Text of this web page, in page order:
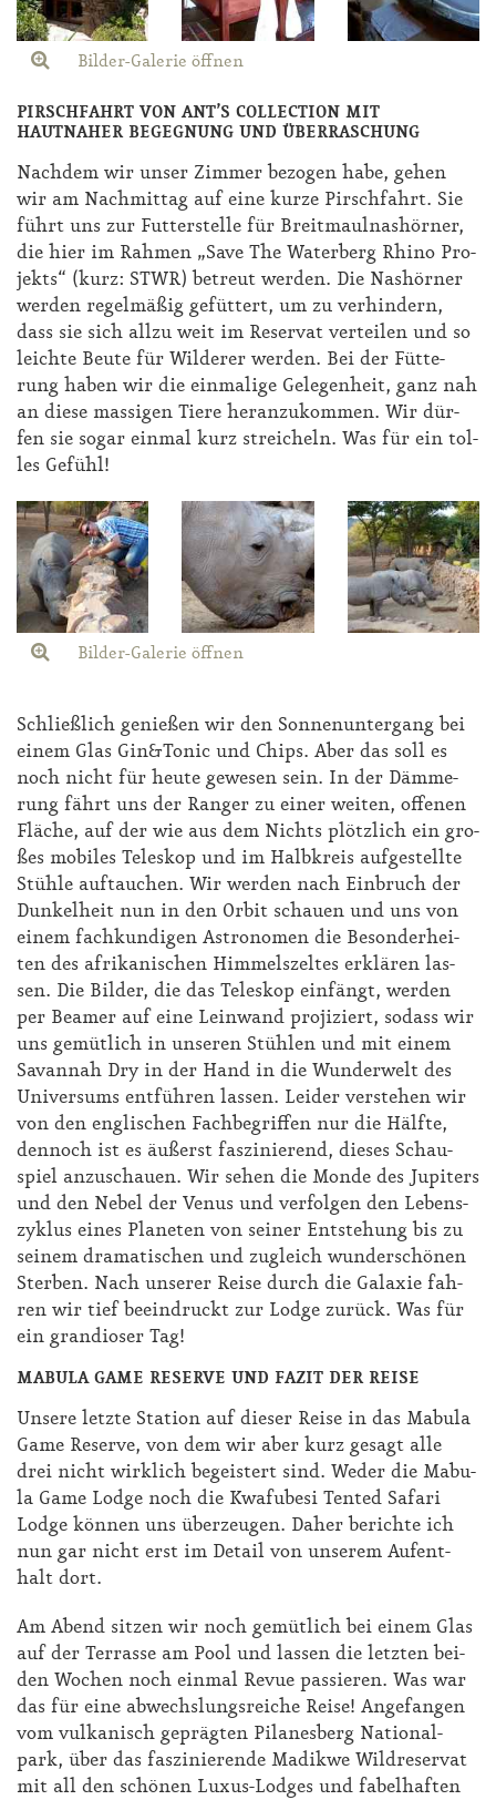
Bilder-Galerie öffnen
PIRSCHFAHRT VON ANT’S COLLECTION MIT
HAUTNAHER BEGEGNUNG UND ÜBERRASCHUNG
Nach­dem wir un­ser Zim­mer be­zo­gen ha­be, ge­hen
wir am Nach­mit­tag auf ei­ne kur­ze Pirsch­fahrt. Sie
führt uns zur Fut­ter­stel­le für Breit­maul­nas­hör­ner,
die hier im Rah­men „Save The Wa­ter­berg Rhi­no Pro­
jekts“ (kurz: STWR) be­treut wer­den. Die Nas­hör­ner
wer­den re­gel­mä­ßig ge­füt­tert, um zu ver­hin­dern,
dass sie sich all­zu weit im Re­ser­vat ver­tei­len und so
leich­te Beu­te für Wil­de­rer wer­den. Bei der Füt­te­
rung ha­ben wir die ein­ma­li­ge Ge­le­gen­heit, ganz nah
an die­se mas­si­gen Tie­re her­an­zu­kom­men. Wir dür­
fen sie so­gar ein­mal kurz strei­cheln. Was für ein tol­
les Ge­fühl!
Bilder-Galerie öffnen
Schlie­ß­lich ge­nie­ßen wir den Son­nen­un­ter­gang bei
ei­nem Glas Gin&To­nic und Chips. Aber das soll es
noch nicht für heu­te ge­we­sen sein. In der Däm­me­
rung fährt uns der Ran­ger zu ei­ner wei­ten, of­fe­nen
Flä­che, auf der wie aus dem Nichts plötz­lich ein gro­
ßes mo­bi­les Te­le­skop und im Halb­kreis auf­ge­stell­te
Stüh­le auf­tau­chen. Wir wer­den nach Ein­bruch der
Dun­kel­heit nun in den Or­bit schau­en und uns von
ei­nem fach­kun­di­gen As­tro­no­men die Be­son­der­hei­
ten des afri­ka­ni­schen Him­mels­zel­tes er­klä­ren las­
sen. Die Bil­der, die das Te­le­skop ein­fängt, wer­den
per Bea­mer auf ei­ne Lein­wand pro­ji­ziert, so­dass wir
uns ge­müt­lich in un­se­ren Stüh­len und mit ei­nem
Sa­v­an­nah Dry in der Hand in die Wun­der­welt des
Uni­ver­sums ent­füh­ren las­sen. Lei­der ver­ste­hen wir
von den eng­li­schen Fach­be­grif­fen nur die Hälf­te,
den­noch ist es äu­ßerst fas­zi­nie­rend, die­ses Schau­
spiel an­zu­schau­en. Wir se­hen die Mon­de des Ju­pi­ters
und den Ne­bel der Ve­nus und ver­fol­gen den Le­bens­
zy­klus ei­nes Pla­ne­ten von sei­ner Ent­ste­hung bis zu
sei­nem dra­ma­ti­schen und zu­gleich wun­der­schö­nen
Ster­ben. Nach un­se­rer Rei­se durch die Ga­la­xie fah­
ren wir tief be­ein­druckt zur Lodge zu­rück. Was für
ein gran­dio­ser Tag!
MABULA GAME RESERVE UND FAZIT DER REISE
Un­se­re letz­te Sta­ti­on auf die­ser Rei­se in das Ma­bu­la
Game Re­ser­ve, von dem wir aber kurz ge­sagt al­le
drei nicht wirk­lich be­geis­tert sind. We­der die Ma­bu­
la Game Lodge noch die Kwa­fu­be­si Ten­ted Sa­fa­ri
Lodge kön­nen uns über­zeu­gen. Da­her be­rich­te ich
nun gar nicht erst im De­tail von un­se­rem Auf­ent­
halt dort.
Am Abend sit­zen wir noch ge­müt­lich bei ei­nem Glas
auf der Ter­ras­se am Pool und las­sen die letz­ten bei­
den Wo­chen noch ein­mal Re­vue pas­sie­ren. Was war
das für ei­ne ab­wechs­lungs­rei­che Rei­se! An­ge­fan­gen
vom vul­ka­nisch ge­präg­ten Pi­la­nes­berg Na­tio­nal­
park, über das fas­zi­nie­ren­de Ma­dik­we Wild­re­ser­vat
mit all den schö­nen Lu­xus-Lod­ges und fa­bel­haf­ten